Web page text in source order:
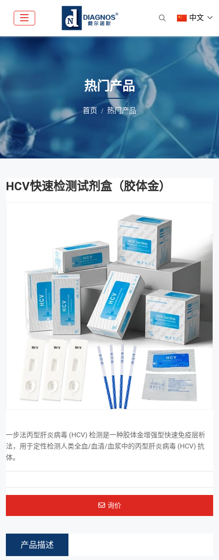
中文
热门产品
首页 热门产品
HCV快速检测试剂盒（胶体金）
一步法丙型肝炎病毒 (HCV) 检测是一种胶体金增强型快速免疫层析
法，用于定性检测人类全血/血清/血浆中的丙型肝炎病毒 (HCV) 抗
体。
询价
产品描述